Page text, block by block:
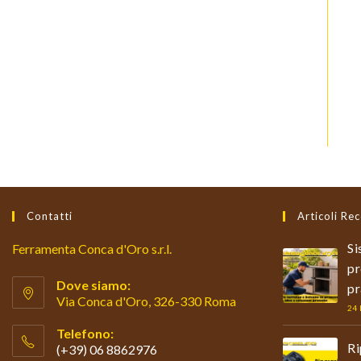
Contatti
Ferramenta Conca d'Oro s.r.l.
Dove siamo:
Via Conca d'Oro, 326-330 Roma
Telefono:
(+39) 06 8862976
Articoli
24